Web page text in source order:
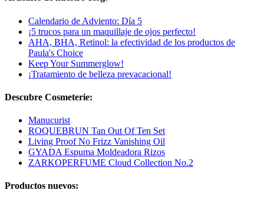
Calendario de Adviento: Día 5
¡5 trucos para un maquillaje de ojos perfecto!
AHA, BHA, Retinol: la efectividad de los productos de
Paula's Choice
Keep Your Summerglow!
¡Tratamiento de belleza prevacacional!
Descubre Cosmeterie:
Manucurist
ROQUEBRUN Tan Out Of Ten Set
Living Proof No Frizz Vanishing Oil
GYADA Espuma Moldeadora Rizos
ZARKOPERFUME Cloud Collection No.2
Productos nuevos: